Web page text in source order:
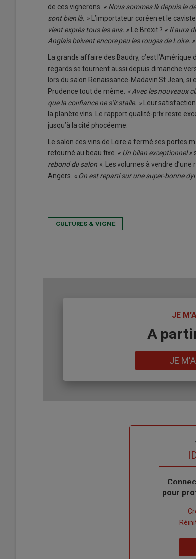
de ces vignerons. « Nous sommes là depuis le
sont bien là. » L’importateur coréen et le
vient exprès tous les ans. » Le Brexit ? « Il aura
Anglais boivent encore peu les rouges de Loire. »
La grande affaire des Baudry, c’est
regards se tournent aussi depuis dimanche
lors du salon Renaissance-Madavin St Jean,
Prudence tout de même. « Avec les nouveaux
que la confiance ne s’installe. » Leur
la planète vins. Le rapport qualité-prix reste
jusqu’à la cité phocéenne.
Le salon des vins de Loire a fermé ses portes
retourné au beau fixe. « Un bilan exceptionnel »
rebond du salon » . Les volumes à vendre
Angers. « On est reparti sur une super-bonne
CULTURES & VIGNE
JE
A
JE
Body
pour
compte"